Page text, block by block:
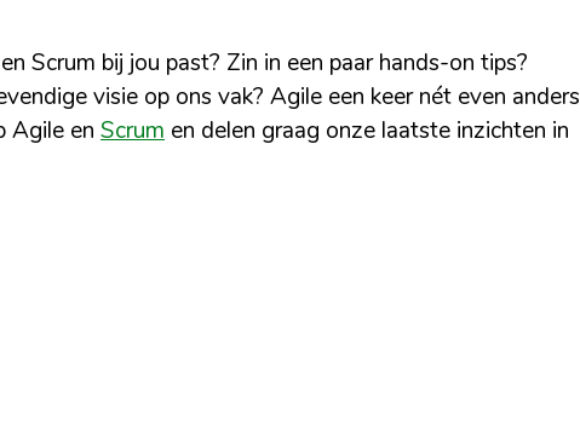
Scrum bij jou past? Zin in een paar hands-on tips?
visie op ons vak? Agile een keer nét even anders
Agile en Scrum en delen graag onze laatste inzichten in